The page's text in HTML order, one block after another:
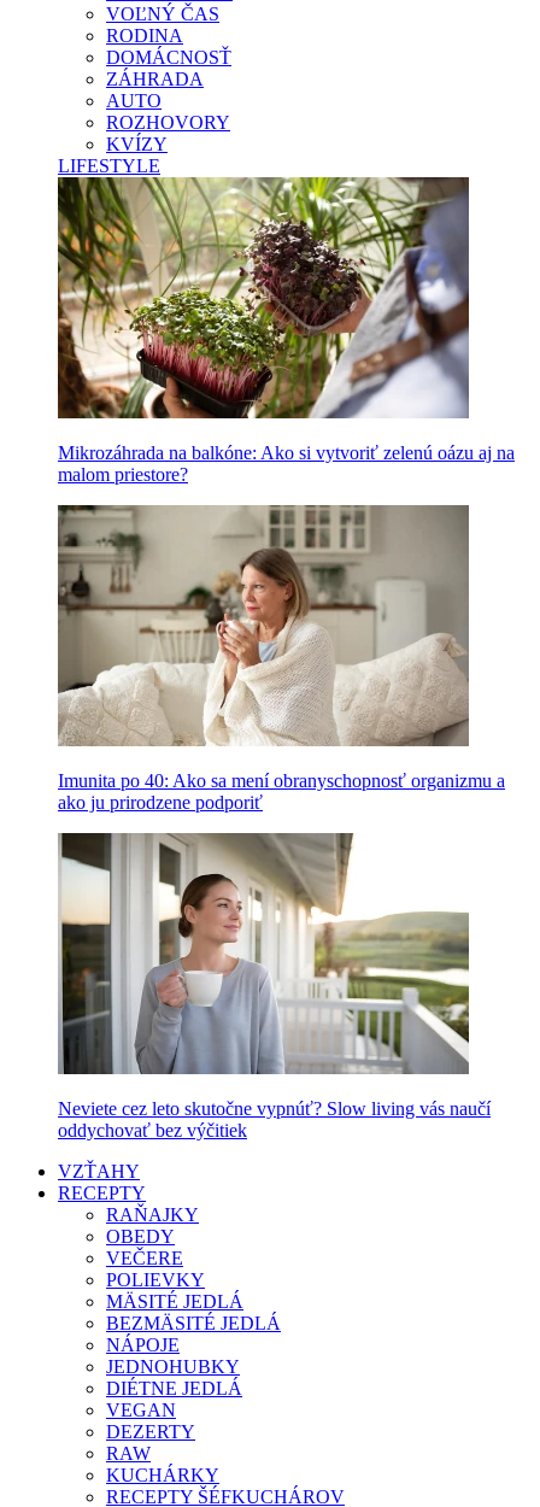
VOĽNÝ ČAS
RODINA
DOMÁCNOSŤ
ZÁHRADA
AUTO
ROZHOVORY
KVÍZY
LIFESTYLE
Mikrozáhrada na balkóne: Ako si vytvoriť zelenú oázu aj na
malom priestore?
Imunita po 40: Ako sa mení obranyschopnosť organizmu a
ako ju prirodzene podporiť
Neviete cez leto skutočne vypnúť? Slow living vás naučí
oddychovať bez výčitiek
VZŤAHY
RECEPTY
RAŇAJKY
OBEDY
VEČERE
POLIEVKY
MÄSITÉ JEDLÁ
BEZMÄSITÉ JEDLÁ
NÁPOJE
JEDNOHUBKY
DIÉTNE JEDLÁ
VEGAN
DEZERTY
RAW
KUCHÁRKY
RECEPTY ŠÉFKUCHÁROV